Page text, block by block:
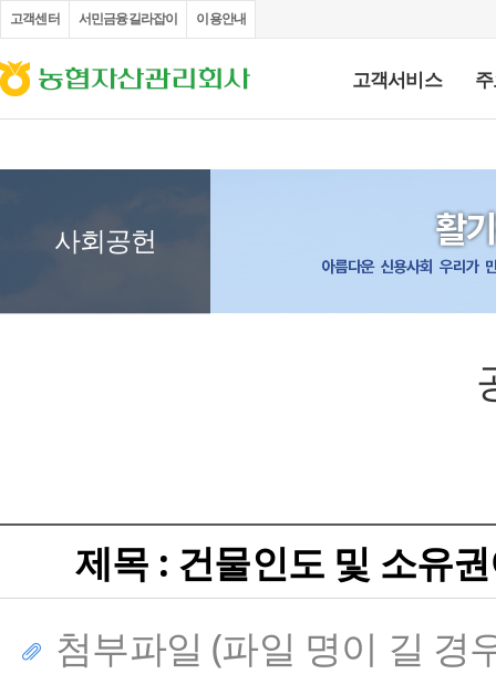
고객센터 서민금융길라잡이 이용안내
고객서비스
사회공헌
제목 : 건물인도 및 소유
첨부파일 (파일 명이 길 경